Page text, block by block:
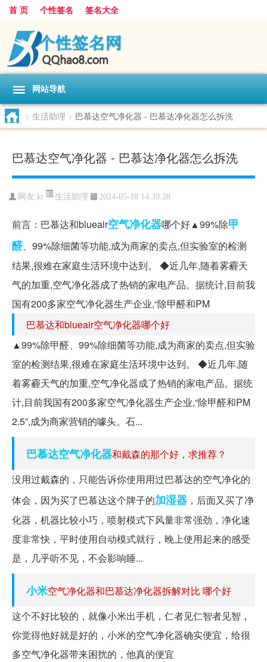
首 页 个性签名 签名大全
网站导航
> 生活助理 > 巴慕达空气净化器 - 巴慕达净化器怎么拆洗
巴慕达空气净化器 - 巴慕达净化器怎么拆洗
网友: kr 生活助理 2024-05-18 14:39:28
前言：巴慕达和blueair空气净化器哪个好▲99%除甲
醛、99%除细菌等功能,成为商家的卖点,但实验室的检测
结果,很难在家庭生活环境中达到。 ◆近几年,随着雾霾天
气的加重,空气净化器成了热销的家电产品。据统计,目前我
国有200多家空气净化器生产企业,“除甲醛和PM
巴慕达和blueair空气净化器哪个好
▲99%除甲醛、99%除细菌等功能,成为商家的卖点,但实验
室的检测结果,很难在家庭生活环境中达到。 ◆近几年,随
着雾霾天气的加重,空气净化器成了热销的家电产品。据统
计,目前我国有200多家空气净化器生产企业,“除甲醛和PM
2.5”,成为商家营销的噱头。石...
巴慕达空气净化器和戴森的那个好，求推荐？
没用过戴森的，只能告诉你使用用过巴慕达的空气净化的
体会，因为买了巴慕达这个牌子的加湿器 ，后面又买了净
化器，机器比较小巧，喷射模式下风量非常强劲，净化速
度非常快，平时使用自动模式就行，晚上使用起来的感受
是，几乎听不见，不会影响睡...
小米空气净化器和巴慕达净化器拆解对比 哪个好
这个不好比较的，就像小米出手机，仁者见仁智者见智，
你觉得他好就是好的，小米的空气净化器确实便宜，给很
多空气净化器带来困扰的，他真的便宜